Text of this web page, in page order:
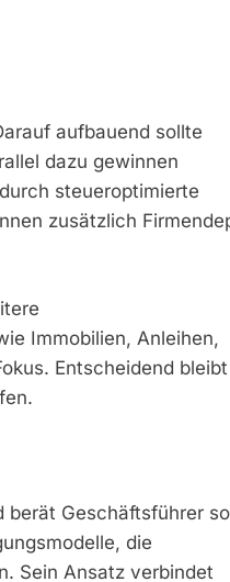
aufbauend sollte
dazu gewinnen
steueroptimierte
zusätzlich
Immobilien, Anleihen,
Entscheidend bleibt
berät Geschäftsführer
die
Sein Ansatz verbindet